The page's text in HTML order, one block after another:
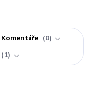
Komentáře
0
1